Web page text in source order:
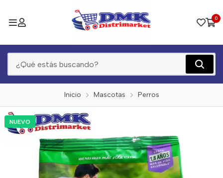
0
Inicio Mascotas Perros
NUEVO